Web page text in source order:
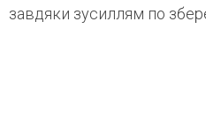
завдяки зусиллям по